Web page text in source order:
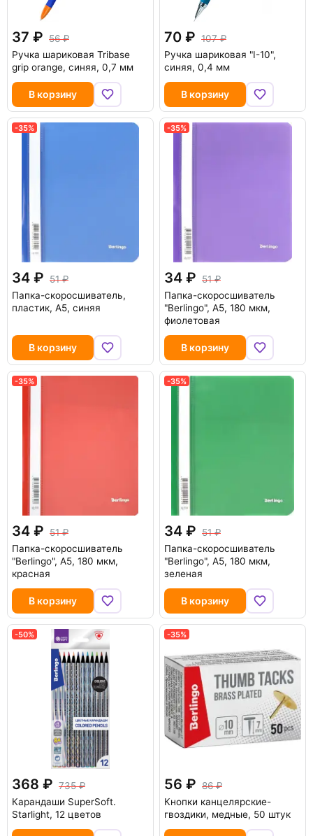
37
56
Ручка шариковая Tribase
grip orange, синяя, 0,7 мм
В корзину
70
107
Ручка шариковая "I-10",
синяя, 0,4 мм
В корзину
-35%
34
51
Папка-скоросшиватель,
пластик, А5, синяя
В корзину
-35%
34
51
Папка-скоросшиватель
"Berlingo", А5, 180 мкм,
фиолетовая
В корзину
-35%
34
51
Папка-скоросшиватель
"Berlingo", А5, 180 мкм,
красная
В корзину
-35%
34
51
Папка-скоросшиватель
"Berlingo", А5, 180 мкм,
зеленая
В корзину
-50%
368
735
Карандаши SuperSoft.
Starlight, 12 цветов
-35%
56
86
Кнопки канцелярские-
гвоздики, медные, 50 штук